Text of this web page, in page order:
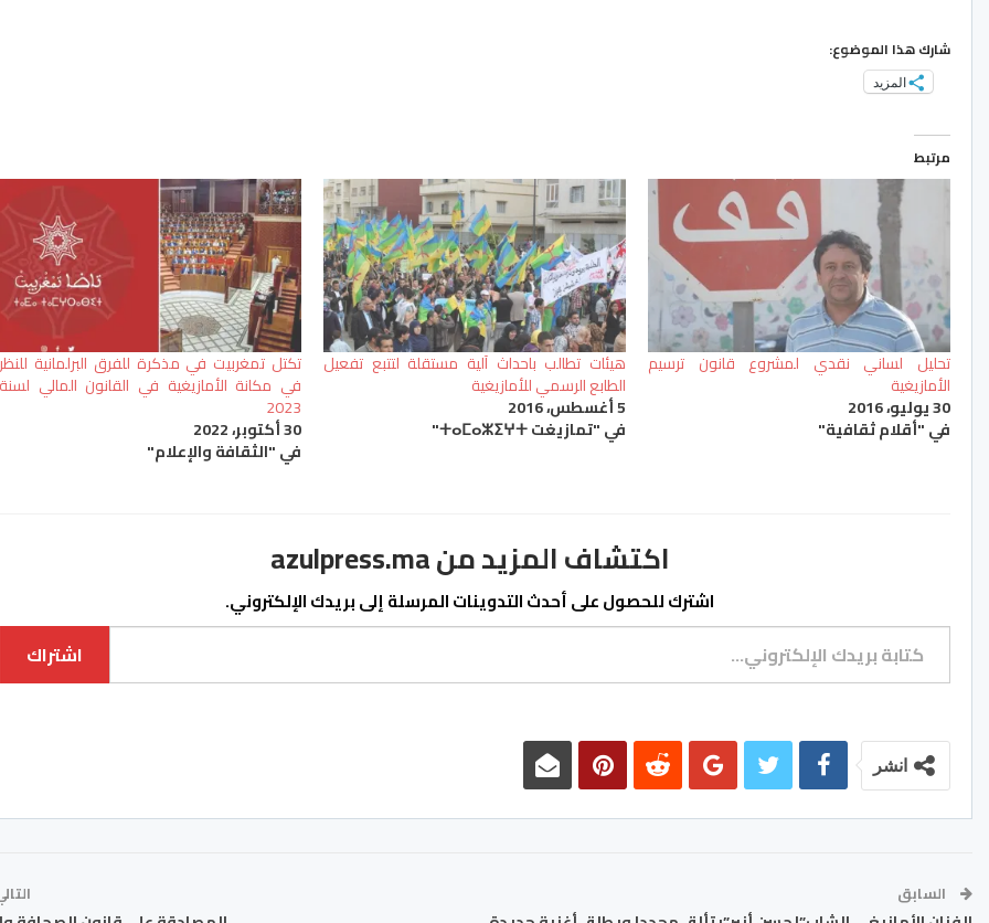
شارك هذا الموضوع:
المزيد
مرتبط
تحليل لساني نقدي لمشروع قانون ترسيم
الأمازيغية
30 يوليو، 2016
في "أقلام ثقافية"
هيئات تطالب باحداث آلية مستقلة لتتبع تفعيل
الطابع الرسمي للأمازيغية
5 أغسطس، 2016
في "تمازيغت ⵜⴰⵎⴰⵣⵉⵖⵜ"
تكتل تمغربيت في مذكرة للفرق البرلمانية للنظر
في مكانة الأمازيغية في القانون المالي لسنة
2023
30 أكتوبر، 2022
في "الثقافة والإعلام"
اكتشاف المزيد من azulpress.ma
اشترك للحصول على أحدث التدوينات المرسلة إلى بريدك الإلكتروني.
كتابة بريدك الإلكتروني...
اشتراك
انشر
السابق